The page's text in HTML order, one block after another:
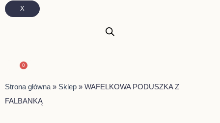
X
0
Wózek
Strona główna » Sklep » WAFELKOWA PODUSZKA Z
FALBANKĄ